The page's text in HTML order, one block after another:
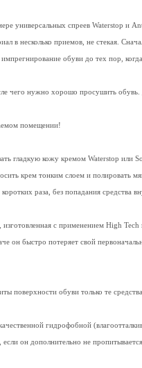
универсальных спреев Waterstop
в несколько приемов, не стекая.
обуви до тех пор,
чего нужно хорошо просушить
помещении!
гладкую кожу кремом Waterstop
крем тонким слоем и полировать
раза, без попадания
изготовленная с применением High
он быстро потеряет свой
поверхности обуви только те
гидрофобной
он дополнительно не